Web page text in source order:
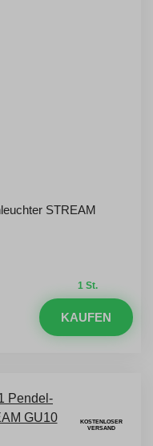
STREAM
1 St.
KAUFEN
KOSTENLOSER
VERSAND